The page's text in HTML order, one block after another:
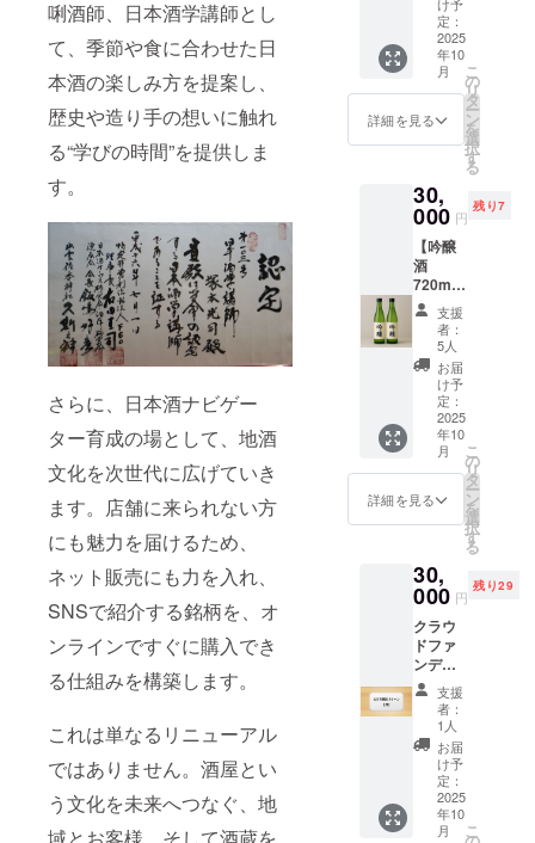
唎酒師、日本酒学講師とし
て、季節や食に合わせた日
本酒の楽しみ方を提案し、
歴史や造り手の想いに触れ
る“学びの時間”を提供しま
す。
さらに、日本酒ナビゲー
ター育成の場として、地酒
文化を次世代に広げていき
ます。店舗に来られない方
にも魅力を届けるため、
ネット販売にも力を入れ、
SNSで紹介する銘柄を、オ
ンラインですぐに購入でき
る仕組みを構築します。
これは単なるリニューアル
ではありません。酒屋とい
う文化を未来へつなぐ、地
20歳以
上の方
に限ら
せてい
ただき
す。」
は必ず
お届け
のリ
ターン
に貼付
ラベル
や注意
くださ
い。」
「※未成
年者の
飲酒は
法律で
禁止さ
れてい
ます。
お申し
込みは
20歳以
上の方
に限ら
せてい
ま
す。」
要：90
分×1回
（1日完
結講
座） 有
効期
限：
講方
法：対
面実施
（茨城
県つく
ば市上
郷3318
塚田屋
ストア
に
て）。
交通費
はご負
担くだ
さい。
「※未成
年者の
飲酒は
れてい
ます。
お申し
込みは
20歳以
上の方
に限ら
せてい
ただき
ま
す。」
れる技
術と、
職人の
魂が込
められ
た一点
は「福
を呼
ぶ」
「不苦
労（ふ
くろ
う）」
とも呼
ばれる
縁起の
よい存
在。 寄
り添う
つがい
の姿に
は、穏
やかな
込めら
れてい
セット
には、
吟醸酒
720ml
を1本お
付けし
ます。
ぜひ、
ふくろ
うを眺
めなが
の資格
を持つ
塚本光
司が厳
選した
味わい
深い純
米酒を2
セット
で3か月
お届
け。晩
酌にも
贈答に
もぴっ
たりの
贅沢
セット
です。
各酒に
解説付
きで、
日本酒
の魅力
を深掘
料及び
添加物
等の食
品表示
はお届
け商品
のラベ
ルに表
記され
ます。
商品開
封前に
は必ず
お届け
け予
定：
2025
年10
月
詳細を見る
こ
の
リ
タ
ー
ン
を
選
択
す
る
30,
000 円
残り7
【吟醸
酒
720ml ×
2本セッ
ト(解説
付き) ×
3か月】
唎酒師
の資格
を持つ
塚本光
司が厳
選した
吟醸酒2
本を
セット
間お届
け。各
酒に解
説付き
で、日
本酒の
魅力を
深掘り
できま
す。
「原材
料及び
添加物
等の食
品表示
支援
者：
5人
お届
け予
定：
2025
年10
月
詳細を見る
こ
の
リ
タ
ー
ン
を
選
択
す
る
30,
000 円
残り29
クラウ
ドファ
ンディ
ング終
了後、
開設予
定であ
る当店
新ホー
ムペー
ジに、
当リ
支援
者：
1人
お届
け予
定：
2025
年10
月
こ